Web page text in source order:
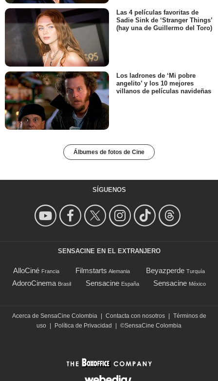
Las 4 películas favoritas de
Sadie Sink de ‘Stranger Things’
(hay una de Guillermo del Toro)
Los ladrones de ‘Mi pobre
angelito’ y los 10 mejores
villanos de películas navideñas
Álbumes de fotos de Cine
SÍGUENOS
SENSACINE EN EL EXTRANJERO
AlloCiné Francia Filmstarts Alemania Beyazperde Turquía
AdoroCinema Brasil Sensacine España Sensacine México
Acerca de SensaCine Colombia Contacta con nosotros
Términos de
uso
Política de Privacidad ©SensaCine Colombia